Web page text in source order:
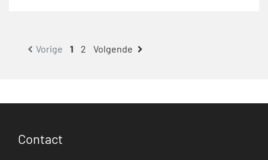
1 2
Contact